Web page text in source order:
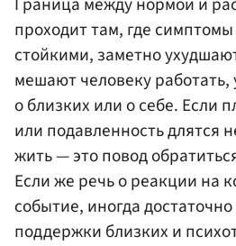
проходит там, где
стойкими, заметно
мешают человеку работать,
о близких или о себе. Если
или подавленность длятся
жить — это повод
Если же речь о реакции на
событие, иногда
поддержки близких и